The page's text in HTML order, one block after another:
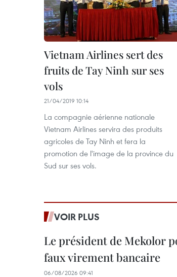
Vietnam Airlines sert des
fruits de Tay Ninh sur ses
vols
21/04/2019 10:14
La compagnie aérienne nationale
Vietnam Airlines servira des produits
agricoles de Tay Ninh et fera la
promotion de l'image de la province du
Sud sur ses vols.
VOIR PLUS
Le président de Mekolor
faux virement bancaire
06/08/2026 09:41